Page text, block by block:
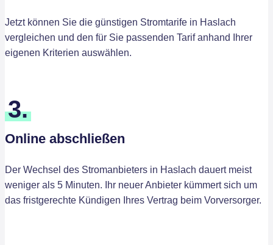
Jetzt können Sie die günstigen Stromtarife in Haslach
vergleichen und den für Sie passenden Tarif anhand Ihrer
eigenen Kriterien auswählen.
3.
Online abschließen
Der Wechsel des Stromanbieters in Haslach dauert meist
weniger als 5 Minuten. Ihr neuer Anbieter kümmert sich um
das fristgerechte Kündigen Ihres Vertrag beim Vorversorger.